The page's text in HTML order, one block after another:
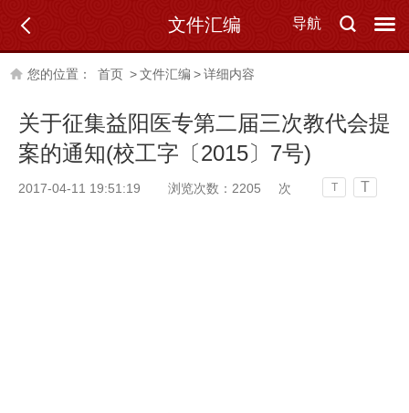
导航
文件汇编
您的位置： 首页 >文件汇编 >详细内容
关于征集益阳医专第二届三次教代会提
案的通知(校工字〔2015〕7号)
2017-04-11 19:51:19 浏览次数： 2205 次 T T